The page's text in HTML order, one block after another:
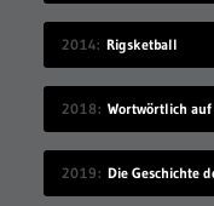
2014 Rigsketball
2018 Wortwörtlich auf
2019